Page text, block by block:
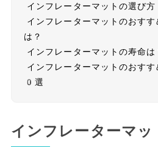
インフレーターマットの選び方
インフレーターマットのおす
は？
インフレーターマットの寿命は
インフレーターマットのおす
0選
インフレーターマッ